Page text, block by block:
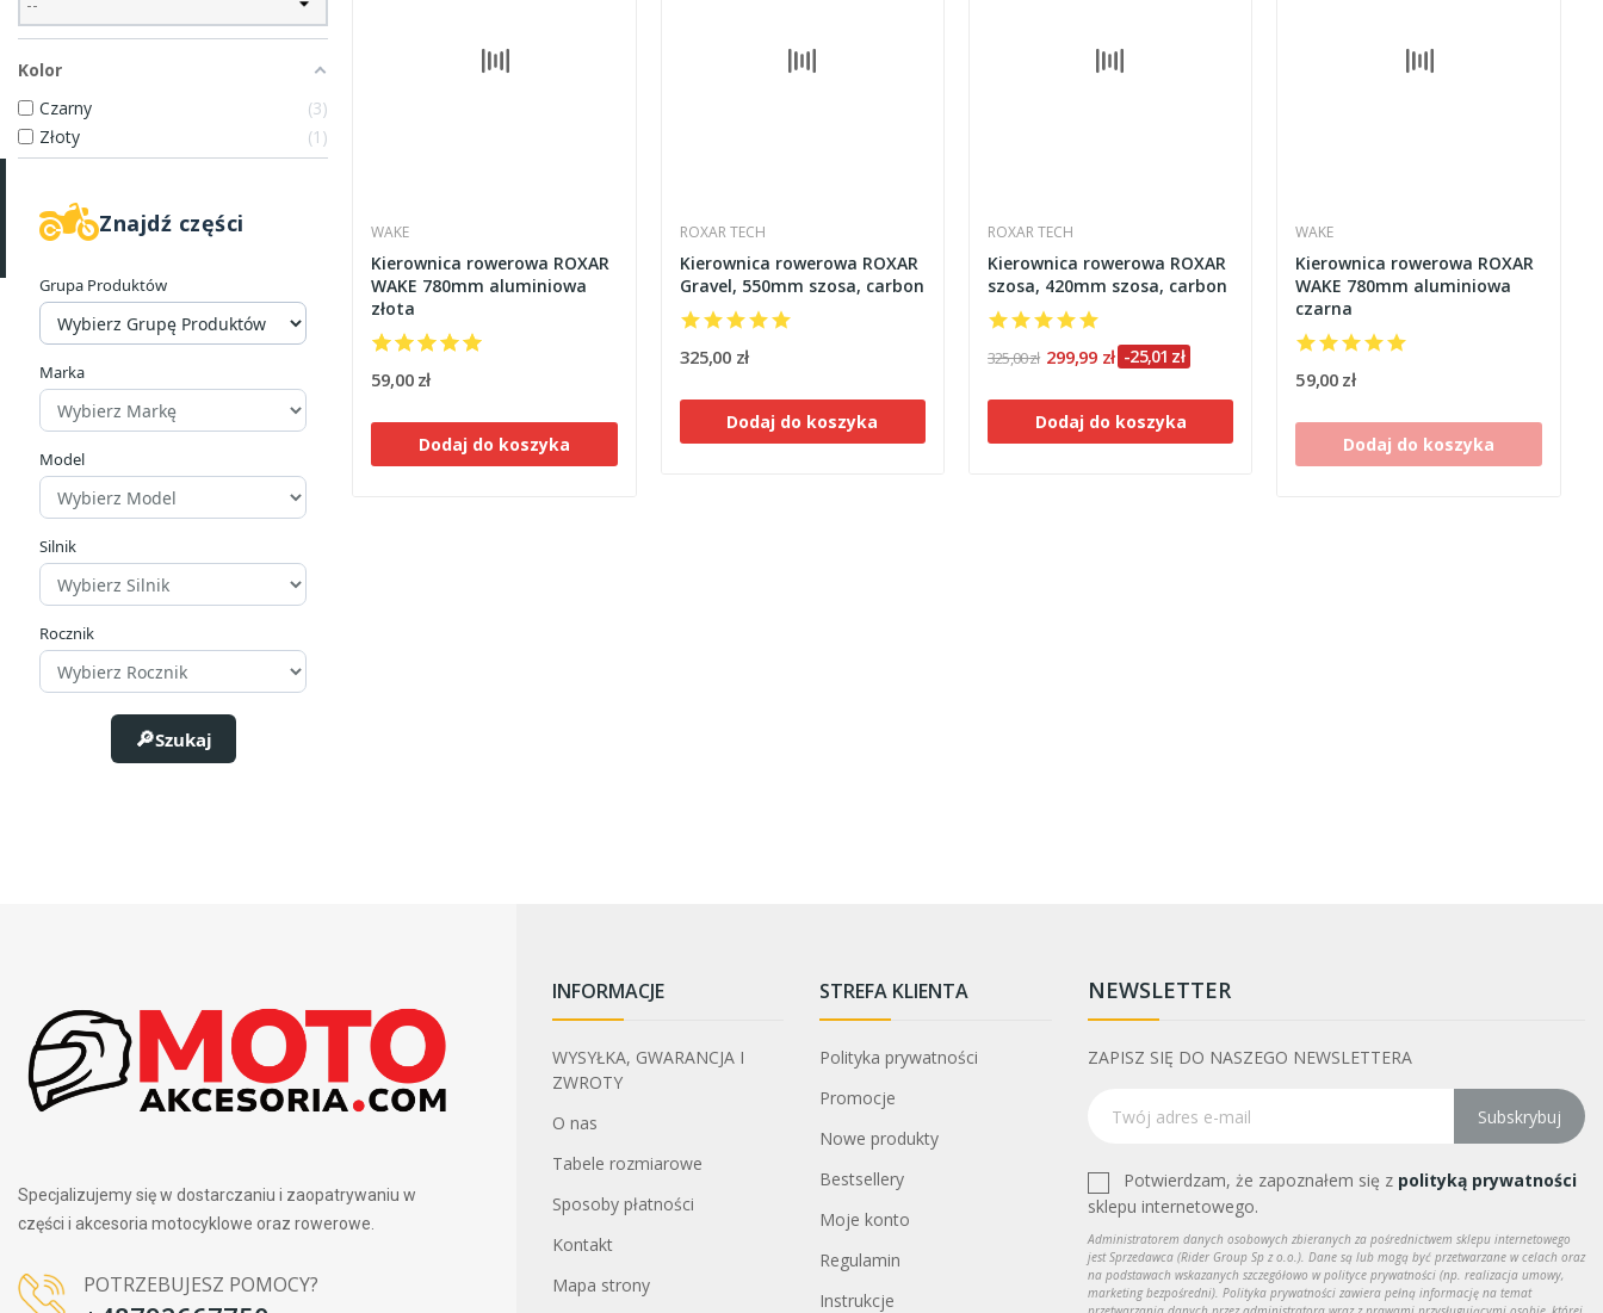
Kolor
Czarny
3
Złoty
1
Znajdź części
Grupa Produktów
Marka
Model
Silnik
Rocznik
Szukaj
WAKE
Kierownica rowerowa ROXAR
WAKE 780mm aluminiowa
złota
59,00 zł
Dodaj do koszyka
ROXAR TECH
Kierownica rowerowa ROXAR
Gravel, 550mm szosa, carbon
325,00 zł
Dodaj do koszyka
ROXAR TECH
Kierownica rowerowa ROXAR
szosa, 420mm szosa, carbon
325,00 zł 299,99 zł -25,01 zł
Dodaj do koszyka
WAKE
Kierownica rowerowa ROXAR
WAKE 780mm aluminiowa
czarna
59,00 zł
Dodaj do koszyka
Specjalizujemy się w dostarczaniu i zaopatrywaniu w
części i akcesoria motocyklowe oraz rowerowe.
POTRZEBUJESZ POMOCY?
INFORMACJE
WYSYŁKA, GWARANCJA I
ZWROTY
O nas
Tabele rozmiarowe
Sposoby płatności
Kontakt
Mapa strony
STREFA KLIENTA
Polityka prywatności
Promocje
Nowe produkty
Bestsellery
Moje konto
Regulamin
Instrukcje
NEWSLETTER
ZAPISZ SIĘ DO NASZEGO NEWSLETTERA
Subskrybuj
Potwierdzam, że zapoznałem się z polityką prywatności
sklepu internetowego.
Administratorem danych osobowych zbieranych za pośrednictwem sklepu internetowego
jest Sprzedawca (Rider Group Sp z o.o.). Dane są lub mogą być przetwarzane w celach oraz
na podstawach wskazanych szczegółowo w polityce prywatności (np. realizacja umowy,
marketing bezpośredni). Polityka prywatności zawiera pełną informację na temat